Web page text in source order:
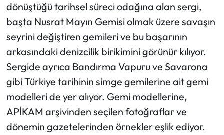
dönüştüğü tarihsel süreci odağına alan sergi,
başta Nusrat Mayın Gemisi olmak üzere savaşın
seyrini değiştiren gemileri ve bu başarının
arkasındaki denizcilik birikimini görünür kılıyor.
Sergide ayrıca Bandırma Vapuru ve Savarona
gibi Türkiye tarihinin simge gemilerine ait gemi
modelleri de yer alıyor. Gemi modellerine,
APİKAM arşivinden seçilen fotoğraflar ve
dönemin gazetelerinden örnekler eşlik ediyor.